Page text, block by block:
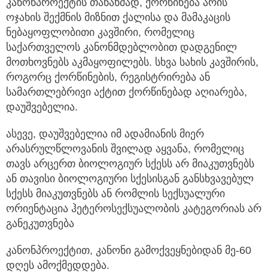
ოჯახის შექმნის მიზნით ქალისა და მამაკაცის
ნებაყოფლობითი კავშირი, რომელიც
საქართველოს კანონმდებლობით დადგენილ
მოთხოვნებს აკმაყოფილებს. სხვა სახის კავშირის,
როგორც ქორწინების, რეგისტრირება ან
სამართლებრივი აქტით ქორწინებად აღიარება,
დაუშვებელია.
ასევე, დაუშვებელია იმ ადამიანის მიერ
არასრულწლოვანის შვილად აყვანა, რომელიც
თავს არცერთ ბიოლოგიურ სქესს არ მიაკუთვნებს
ან თავისი ბიოლოგიური სქესისგან განსხვავებულ
სქესს მიაკუთვნებს ან რომლის სექსუალური
ორიენტაცია ჰეტეროსექსუალობის კატეგორიას არ
განეკუთვნება
კანონპროექტით, კანონი გამოქვეყნებიდან მე-60
დღეს ამოქმედდება.